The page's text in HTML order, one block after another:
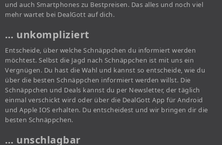
und auch Smartphones zu Bestpreisen. Das alles und noch viel
mehr wartet bei DealGott auf dich.
… unkompliziert
Entscheide, über welche Schnäppchen du informiert werden
möchtest. Selbst die Jagd nach Schnäppchen ist mit uns ein
Vergnügen. Du hast die Wahl und kannst so entscheide, wie du
über die besten Schnäppchen informiert werden willst. Die
Schnäppchen und Deals kannst du per Newsletter, der täglich
einmal verschickt wird oder über die DealGott App für Android
und Apple IOS erhalten. Du entscheidest und wir bringen dir die
besten Schnäppchen.
… unschlagbar